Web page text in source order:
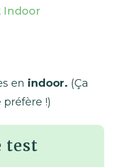
Indoor
en indoor. (Ça
préfère !)
test